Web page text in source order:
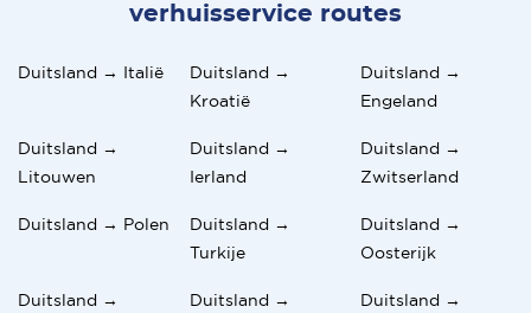
verhuisservice routes
Duitsland → Italië
Duitsland →
Kroatië
Duitsland →
Engeland
Duitsland →
Litouwen
Duitsland →
Ierland
Duitsland →
Zwitserland
Duitsland → Polen
Duitsland →
Turkije
Duitsland →
Oosterijk
Duitsland →
Duitsland →
Duitsland →